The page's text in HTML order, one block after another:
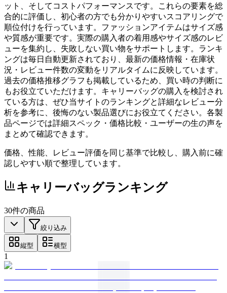
ット、そしてコストパフォーマンスです。これらの要素を総
合的に評価し、初心者の方でも分かりやすいスコアリングで
順位付けを行っています。ファッションアイテムはサイズ感
や質感が重要です。実際の購入者の着用感やサイズ感のレビ
ューを集約し、失敗しない買い物をサポートします。ランキ
ングは毎日自動更新されており、最新の価格情報・在庫状
況・レビュー件数の変動をリアルタイムに反映しています。
過去の価格推移グラフも掲載しているため、買い時の判断に
もお役立ていただけます。キャリーバッグの購入を検討され
ている方は、ぜひ当サイトのランキングと詳細なレビュー分
析を参考に、後悔のない製品選びにお役立てください。各製
品ページでは詳細スペック・価格比較・ユーザーの生の声を
まとめて確認できます。
価格、性能、レビュー評価を同じ基準で比較し、購入前に確
認しやすい順で整理しています。
キャリーバッグランキング
30件の商品
絞り込み
縦型 横型
1